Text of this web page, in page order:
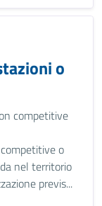
o
competitive
o
nel territorio
previs...